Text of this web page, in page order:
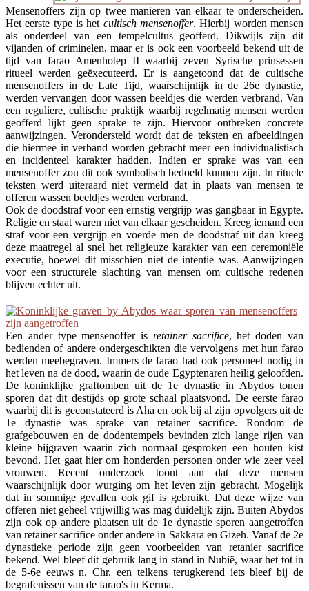
Mensenoffers zijn op twee manieren van elkaar te onderscheiden.
Het eerste type is het cultisch mensenoffer. Hierbij worden mensen
als onderdeel van een tempelcultus geofferd. Dikwijls zijn dit
vijanden of criminelen, maar er is ook een voorbeeld bekend uit de
tijd van farao Amenhotep II waarbij zeven Syrische prinsessen
ritueel werden geëxecuteerd. Er is aangetoond dat de cultische
mensenoffers in de Late Tijd, waarschijnlijk in de 26e dynastie,
werden vervangen door wassen beeldjes die werden verbrand. Van
een reguliere, cultische praktijk waarbij regelmatig mensen werden
geofferd lijkt geen sprake te zijn. Hiervoor ontbreken concrete
aanwijzingen. Verondersteld wordt dat de teksten en afbeeldingen
die hiermee in verband worden gebracht meer een individualistisch
en incidenteel karakter hadden. Indien er sprake was van een
mensenoffer zou dit ook symbolisch bedoeld kunnen zijn. In rituele
teksten werd uiteraard niet vermeld dat in plaats van mensen te
offeren wassen beeldjes werden verbrand.
Ook de doodstraf voor een ernstig vergrijp was gangbaar in Egypte.
Religie en staat waren niet van elkaar gescheiden. Kreeg iemand een
straf voor een vergrijp en voerde men de doodstraf uit dan kreeg
deze maatregel al snel het religieuze karakter van een ceremoniële
executie, hoewel dit misschien niet de intentie was. Aanwijzingen
voor een structurele slachting van mensen om cultische redenen
blijven echter uit.
Een ander type mensenoffer is retainer sacrifice, het doden van
bedienden of andere ondergeschikten die vervolgens met hun farao
werden meebegraven. Immers de farao had ook personeel nodig in
het leven na de dood, waarin de oude Egyptenaren heilig geloofden.
De koninklijke graftomben uit de 1e dynastie in Abydos tonen
sporen dat dit destijds op grote schaal plaatsvond. De eerste farao
waarbij dit is geconstateerd is Aha en ook bij al zijn opvolgers uit de
1e dynastie was sprake van retainer sacrifice. Rondom de
grafgebouwen en de dodentempels bevinden zich lange rijen van
kleine bijgraven waarin zich normaal gesproken een houten kist
bevond. Het gaat hier om honderden personen onder wie zeer veel
vrouwen. Recent onderzoek toont aan dat deze mensen
waarschijnlijk door wurging om het leven zijn gebracht. Mogelijk
dat in sommige gevallen ook gif is gebruikt. Dat deze wijze van
offeren niet geheel vrijwillig was mag duidelijk zijn. Buiten Abydos
zijn ook op andere plaatsen uit de 1e dynastie sporen aangetroffen
van retainer sacrifice onder andere in Sakkara en Gizeh. Vanaf de 2e
dynastieke periode zijn geen voorbeelden van retanier sacrifice
bekend. Wel bleef dit gebruik lang in stand in Nubië, waar het tot in
de 5-6e eeuws n. Chr. een telkens terugkerend iets bleef bij de
begrafenissen van de farao's in Kerma.